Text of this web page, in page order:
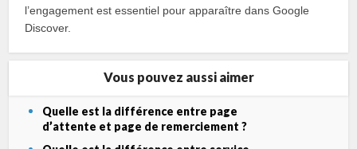
l’engagement est essentiel pour apparaître dans Google
Discover.
Vous pouvez aussi aimer
Quelle est la différence entre page
d’attente et page de remerciement ?